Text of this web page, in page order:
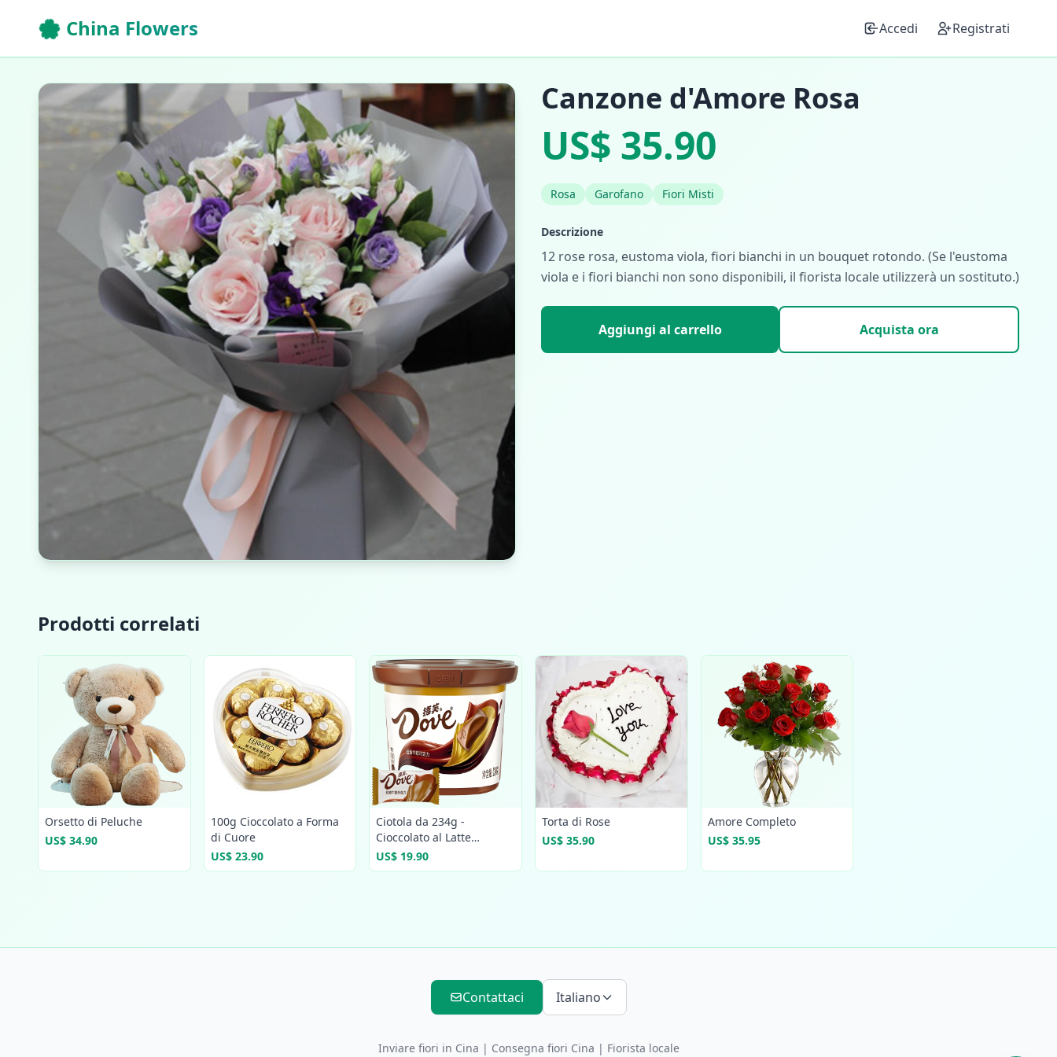
🌸 China Flowers Accedi Registrati
Canzone d'Amore Rosa
US$ 35.90
Rosa Garofano Fiori Misti
Descrizione
12 rose rosa, eustoma viola, fiori bianchi in un bouquet rotondo. (Se l'eustoma
viola e i fiori bianchi non sono disponibili, il fiorista locale utilizzerà un sostituto.)
Aggiungi al carrello Acquista ora
Prodotti correlati
Orsetto di Peluche
US$ 34.90
100g Cioccolato a Forma
di Cuore
US$ 23.90
Ciotola da 234g -
Cioccolato al Latte
Confezionato
US$ 19.90
Torta di Rose
US$ 35.90
Amore Completo
US$ 35.95
Contattaci Italiano
Inviare fiori in Cina | Consegna fiori Cina | Fiorista locale